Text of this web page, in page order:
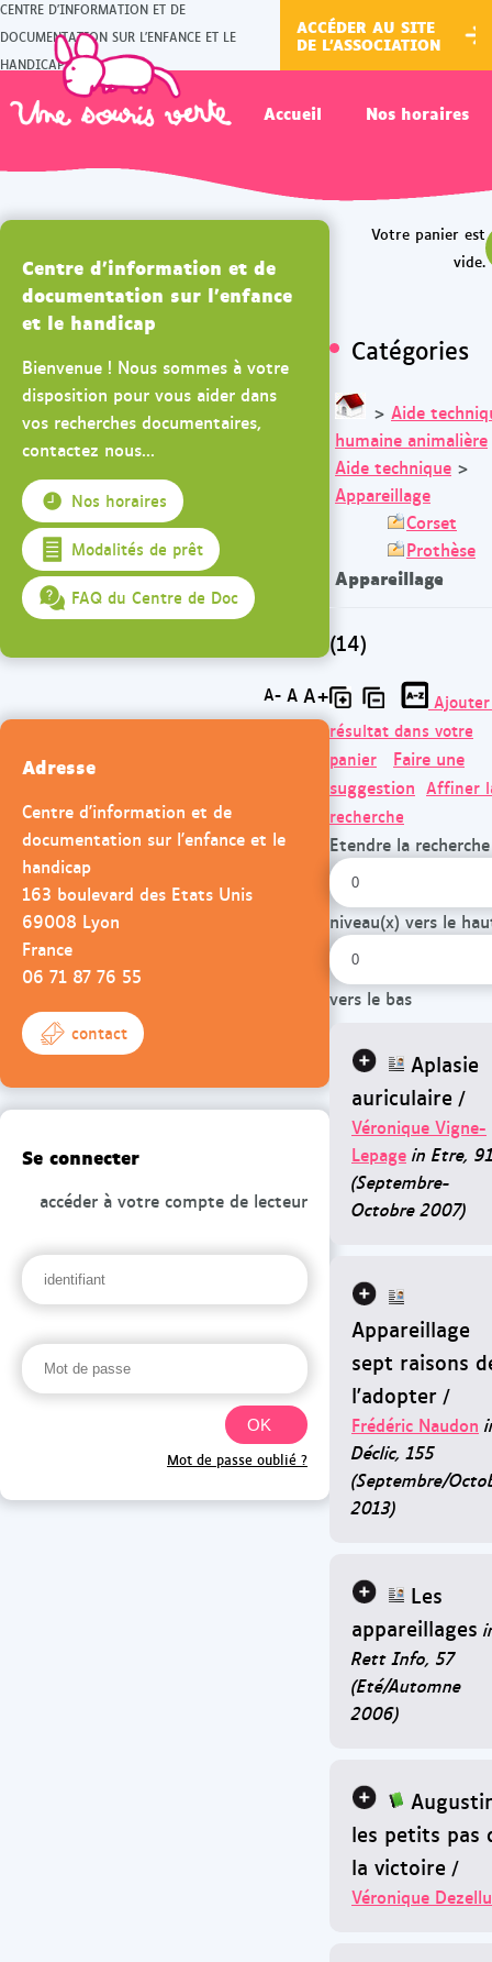
CENTRE D'INFORMATION ET DE
DOCUMENTATION SUR L'ENFANCE ET LE
HANDICAP
ACCÉDER AU SITE
DE L'ASSOCIATION
Accueil Nos horaires
Catégories
> Aide
humaine animalière
Aide technique >
Appareillage
Corset
Prothèse
Appareillage
(14)
résultat dans votre
panier
Faire une
suggestion Affiner
recherche
Etendre la
niveau(x) vers le
vers le bas
Aplasie
auriculaire /
Véronique Vigne-
Lepage in Etre,
(Septembre-
Octobre 2007)
Appareillage
sept raisons
l'adopter /
Frédéric Naudon
Déclic, 155
(Septembre/
2013)
Les
appareillages
Rett Info, 57
(Eté/Automne
2006)
les petits pas
la victoire /
Véronique
Centre d'information et de
documentation sur l'enfance
et le handicap
Bienvenue ! Nous sommes à votre
disposition pour vous aider dans
vos recherches documentaires,
contactez nous...
Nos horaires
Modalités de prêt
FAQ du Centre de Doc
A- A A+
Adresse
Centre d'information et de
documentation sur l'enfance et le
handicap
163 boulevard des Etats Unis
69008 Lyon
France
06 71 87 76 55
contact
Se connecter
accéder à votre compte de lecteur
Mot de passe oublié ?